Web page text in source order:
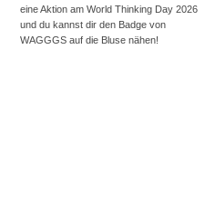
eine Aktion am World Thinking Day 2026
und du kannst dir den Badge von
WAGGGS auf die Bluse nähen!